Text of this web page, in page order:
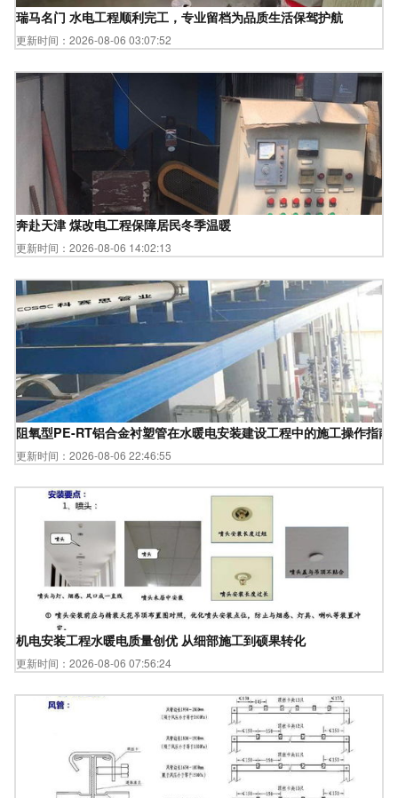
瑞马名门 水电工程顺利完工，专业留档为品质生活保驾护航
更新时间：2026-08-06 03:07:52
奔赴天津 煤改电工程保障居民冬季温暖
更新时间：2026-08-06 14:02:13
阻氧型PE-RT铝合金衬塑管在水暖电安装建设工程中的施工操作指南
更新时间：2026-08-06 22:46:55
机电安装工程水暖电质量创优 从细部施工到硕果转化
更新时间：2026-08-06 07:56:24